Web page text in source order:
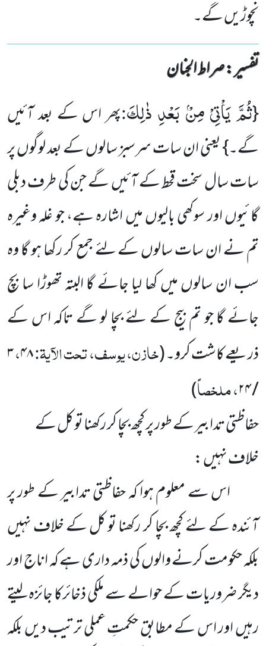
نچوڑیں گے۔
تفسیر : ‎صراط الجنان
{ثُمَّ یَاْتِیْ مِنْۢ بَعْدِ ذٰلِكَ:پھر اس کے بعد آئیں
گے۔} یعنی ان سات سرسبز سالوں کے بعد لوگوں پر
سات سال سخت قحط کے آئیں گے جن کی طرف دبلی
گائیوں اور سوکھی بالیوں میں اشارہ ہے، جو غلہ وغیرہ
تم نے ان سات سالوں کے لئے جمع کر رکھا ہو گا وہ
سب ان سالوں میں کھا لیا جائے گا البتہ تھوڑا سا بچ
جائے گا جو تم بیج کے لئے بچا لو گے تاکہ اس کے
ذریعے کاشت کرو۔(خازن، یوسف، تحت الآیۃ:۴۸،۳
/ ۲۴ ، ملخصاً)
حفاظتی تدابیر کے طور پر کچھ بچا کر رکھنا تو کل کے
خلاف نہیں :
اس سے معلوم ہوا کہ حفاظتی تدابیر کے طور پر
آئندہ کے لئے کچھ بچا کر رکھنا تو کل کے خلاف نہیں
بلکہ حکومت کرنے والوں کی ذمہ داری ہے کہ اناج اور
دیگر ضروریات کے حوالے سے ملکی ذخائرکا جائزہ لیتے
رہیں اور اس کے مطابق حکمتِ عملی ترتیب دیں بلکہ